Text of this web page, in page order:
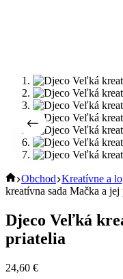
Úvod
Obchod Kreatívne a
kreatívna sada Mačka a jej
Djeco Veľká
priatelia
24,60 €